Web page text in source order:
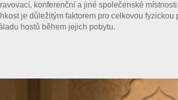
konferenční a jiné společenské
je důležitým faktorem pro celkovou fyzickou
hostů během jejich pobytu.